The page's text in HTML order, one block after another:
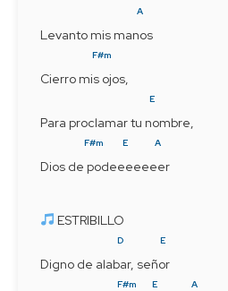
A
Levanto mis manos
F#m
Cierro mis ojos,
E
Para proclamar tu nombre,
F#m E A
Dios de podeeeeeeer
ESTRIBILLO
D E
Digno de alabar, señor
F#m E A